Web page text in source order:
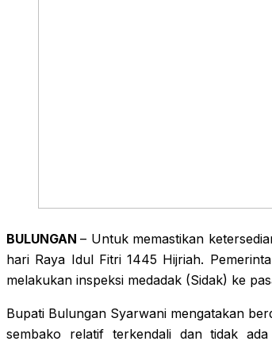
BULUNGAN– Untuk memastikan
hari Raya Idul Fitri 1445 Hijriah.
melakukan inspeksi medadak (Sidak) ke
Bupati Bulungan Syarwani mengatakan
sembako relatif terkendali dan tidak